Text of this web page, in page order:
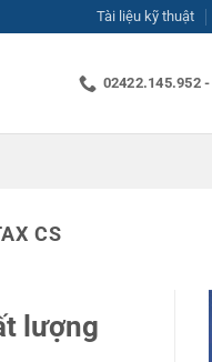
Tài liệu kỹ thuật
02422.145.952
CS
lượng